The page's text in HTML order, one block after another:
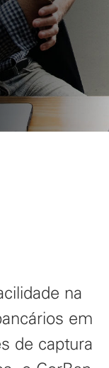
na
em
de captura